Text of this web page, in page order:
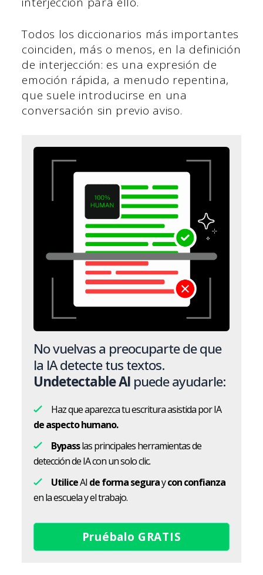
Todos los diccionarios más importantes
coinciden, más o menos, en la definición
de interjección: es una expresión de
emoción rápida, a menudo repentina,
que suele introducirse en una
conversación sin previo aviso.
No vuelvas a preocuparte de que
la IA detecte tus textos.
Undetectable AI puede ayudarle:
Haz que aparezca tu escritura asistida por IA
de aspecto humano.
Bypasslas principales herramientas de
detección de IA con un solo clic.
UtiliceAI de forma seguraycon confianza
en la escuela y el trabajo.
Pruébalo GRATIS